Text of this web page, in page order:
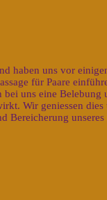
haben uns vor
für Paare
bei uns eine Belebung
Wir geniessen
Bereicherung